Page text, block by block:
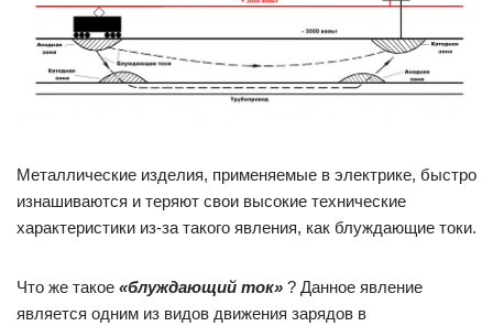
Металлические изделия, применяемые в электрике, быстро
изнашиваются и теряют свои высокие технические
характеристики из-за такого явления, как блуждающие токи.
Что же такое «блуждающий ток» ? Данное явление
является одним из видов движения зарядов в